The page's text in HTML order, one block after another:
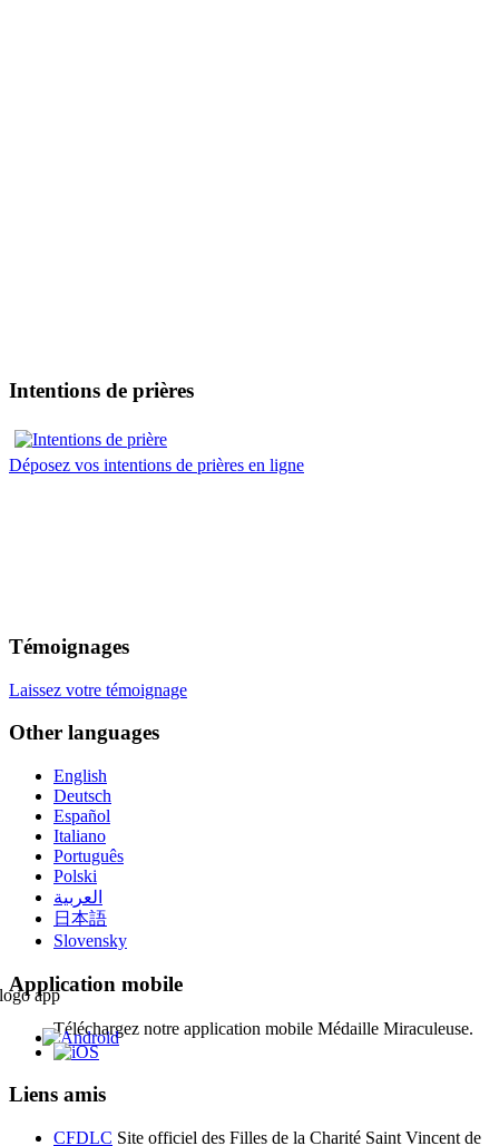
Intentions de prières
Déposez vos intentions de prières en ligne
Témoignages
Laissez votre témoignage
Other languages
English
Deutsch
Español
Italiano
Português
Polski
العربية
日本語
Slovensky
Application mobile
Téléchargez notre application mobile Médaille Miraculeuse.
Liens amis
CFDLC Site officiel des Filles de la Charité Saint Vincent de